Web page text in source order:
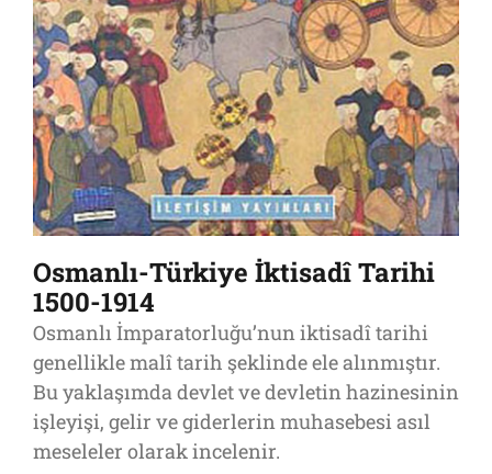
Osmanlı-Türkiye İktisadî Tarihi
1500-1914
Osmanlı İmparatorluğu’nun iktisadî tarihi
genellikle malî tarih şeklinde ele alınmıştır.
Bu yaklaşımda devlet ve devletin hazinesinin
işleyişi, gelir ve giderlerin muhasebesi asıl
meseleler olarak incelenir.